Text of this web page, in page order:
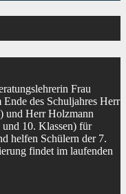
Frau
des Schuljahres Herr
und Herr Holzmann
10. Klassen) für
helfen Schülern der 7.
findet im laufenden